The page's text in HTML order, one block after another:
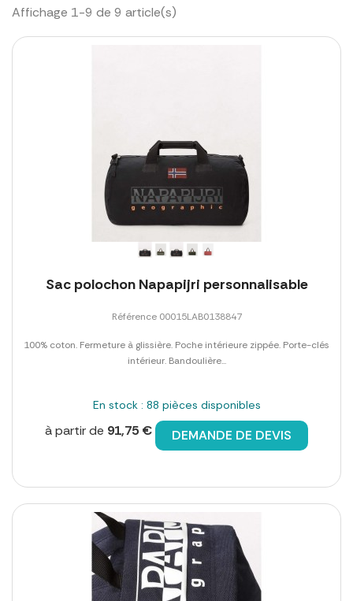
Affichage 1-9 de 9 article(s)
Sac polochon Napapijri personnalisable
Référence 00015LAB0138847
100% coton. Fermeture à glissière. Poche intérieure zippée. Porte-clés
intérieur. Bandoulière...
En stock : 88 pièces disponibles
à partir de 91,75 € DEMANDE DE DEVIS